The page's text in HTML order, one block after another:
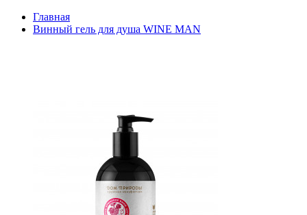
Главная
Винный гель для душа WINE MAN